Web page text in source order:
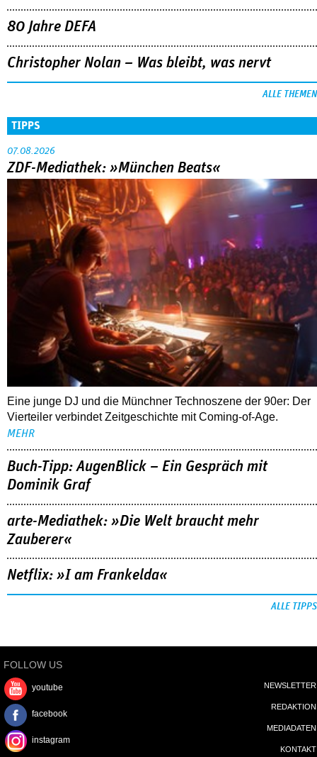
80 Jahre DEFA
Christopher Nolan – Was bleibt, was nervt
ALLE THEMEN
TIPPS
07.08.2026
ZDF-Mediathek: »München Beats«
Eine junge DJ und die Münchner Technoszene der 90er: Der
Vierteiler verbindet Zeitgeschichte mit Coming-of-Age.
MEHR
Buch-Tipp: AugenBlick – Ein Gespräch mit
Dominik Graf
arte-Mediathek: »Die Welt braucht mehr
Zauberer«
Netflix: »I am Frankelda«
ALLE TIPPS
FOLLOW US
youtube
facebook
instagram
NEWSLETTER
REDAKTION
MEDIADATEN
KONTAKT